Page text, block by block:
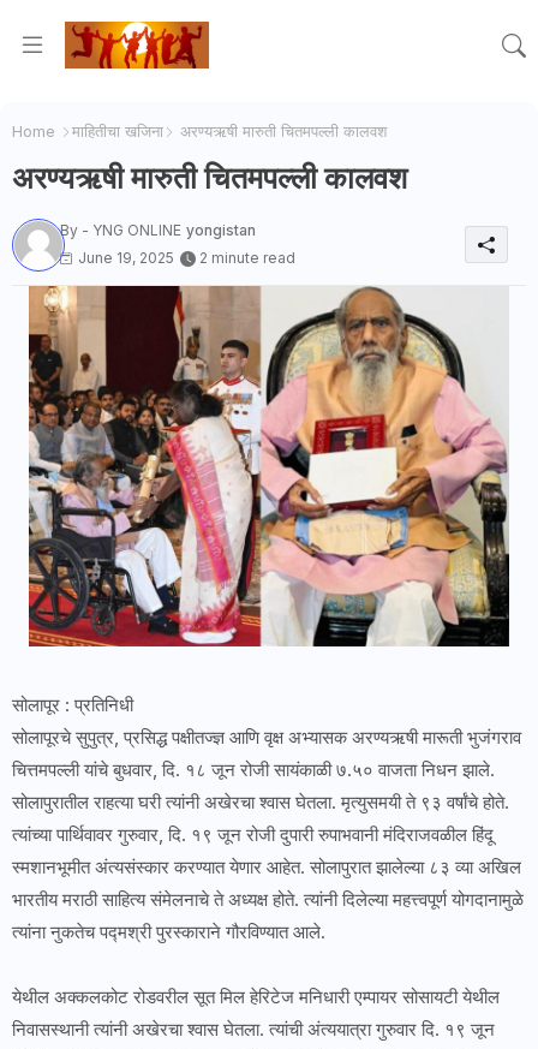
Home माहितीचा खजिना अरण्यऋषी मारुती चितमपल्ली कालवश
अरण्यऋषी मारुती चितमपल्ली कालवश
By - YNG ONLINE yongistan
June 19, 2025
2 minute read
सोलापूर : प्रतिनिधी
सोलापूरचे सुपुत्र, प्रसिद्ध पक्षीतज्ज्ञ आणि वृक्ष अभ्यासक अरण्यऋषी मारूती भुजंगराव
चित्तमपल्ली यांचे बुधवार, दि. १८ जून रोजी सायंकाळी ७.५० वाजता निधन झाले.
सोलापुरातील राहत्या घरी त्यांनी अखेरचा श्वास घेतला. मृत्युसमयी ते ९३ वर्षांचे होते.
त्यांच्या पार्थिवावर गुरुवार, दि. १९ जून रोजी दुपारी रुपाभवानी मंदिराजवळील हिंदू
स्मशानभूमीत अंत्यसंस्कार करण्यात येणार आहेत. सोलापुरात झालेल्या ८३ व्या अखिल
भारतीय मराठी साहित्य संमेलनाचे ते अध्यक्ष होते. त्यांनी दिलेल्या महत्त्वपूर्ण योगदानामुळे
त्यांना नुकतेच पद्मश्री पुरस्काराने गौरविण्यात आले.
येथील अक्कलकोट रोडवरील सूत मिल हेरिटेज मनिधारी एम्पायर सोसायटी येथील
निवासस्थानी त्यांनी अखेरचा श्वास घेतला. त्यांची अंत्ययात्रा गुरुवार दि. १९ जून